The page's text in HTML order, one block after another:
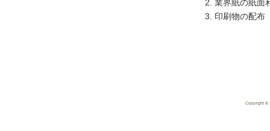
業界紙の紙面
印刷物の配布
Copyright ©